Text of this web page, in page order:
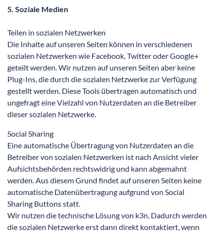
5. Soziale Medien
Teilen in sozialen Netzwerken
Die Inhalte auf unseren Seiten können in verschiedenen
sozialen Netzwerken wie Facebook, Twitter oder Google+
geteilt werden. Wir nutzen auf unseren Seiten aber keine
Plug-Ins, die durch die sozialen Netzwerke zur Verfügung
gestellt werden. Diese Tools übertragen automatisch und
ungefragt eine Vielzahl von Nutzerdaten an die Betreiber
dieser sozialen Netzwerke.
Social Sharing
Eine automatische Übertragung von Nutzerdaten an die
Betreiber von sozialen Netzwerken ist nach Ansicht vieler
Aufsichtsbehörden rechtswidrig und kann abgemahnt
werden. Aus diesem Grund findet auf unseren Seiten keine
automatische Datenübertragung aufgrund von Social
Sharing Buttons statt.
Wir nutzen die technische Lösung von k3n. Dadurch werden
die sozialen Netzwerke erst dann direkt kontaktiert, wenn